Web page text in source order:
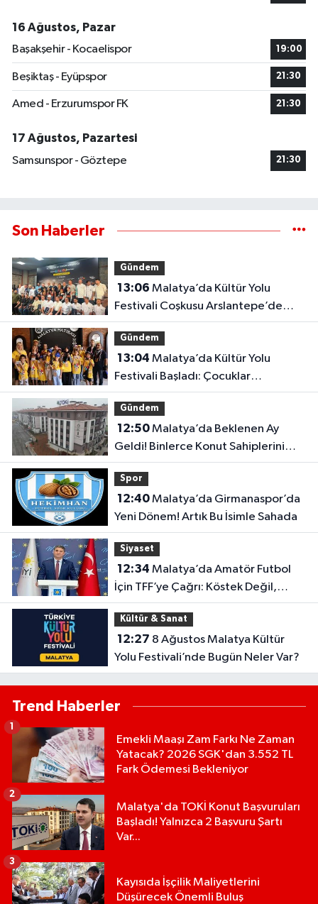
16 Ağustos, Pazar
Başakşehir - Kocaelispor
19:00
Beşiktaş - Eyüpspor 21:30
Amed - Erzurumspor FK 21:30
17 Ağustos, Pazartesi
Samsunspor - Göztepe
21:30
Son Haberler
Gündem
13:06
Festivali Coşkusu Arslantepe’de
Başladı!
Gündem
13:04
Festivali Başladı: Çocuklar
FotoMaraton Etkinliğinde Buluştu
Gündem
12:50Malatya’da Beklenen Ay
Geldi! Binlerce Konut Sahiplerini
Bulacak
Spor
12:40Malatya’da Girmanaspor’da
Yeni Dönem! Artık Bu İsimle Sahada
Siyaset
12:34
İçin TFF’ye Çağrı: Köstek Değil,
Destek Olun
Kültür & Sanat
12:27
Yolu Festivali’nde Bugün Neler Var?
Trend Haberler
Emekli Maaşı Zam Farkı Ne Zaman
Yatacak? 2026 SGK'dan 3.552 TL
Fark Ödemesi Bekleniyor
1
Malatya'da TOKİ Konut Başvuruları
Başladı! Yalnızca 2 Başvuru Şartı
Var...
2
Kayısıda İşçilik Maliyetlerini
Düşürecek Önemli Buluş
3